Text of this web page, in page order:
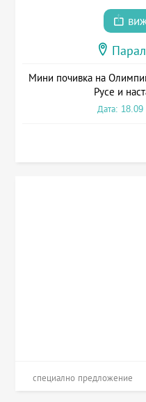
Мини почивка на
Русе и
Дата: 18.09
специално предложение